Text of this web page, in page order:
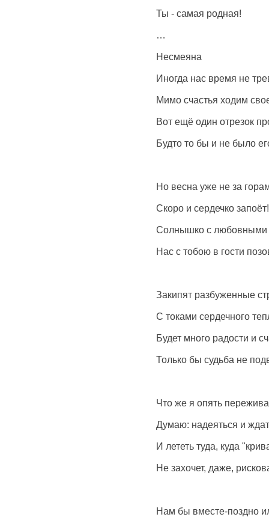
Ты - самая родная!
Несмеяна
Иногда нас время не
Мимо счастья ходим
Вот ещё один отрезок
Будто то бы и не было
Но весна уже не за
Скоро и сердечко запоёт!
Солнышко с любовными
Нас с тобою в гости
Закипят разбуженные
С токами сердечного
Будет много радости и
Только бы судьба не
Что же я опять
Думаю: надеяться и
И лететь туда, куда
Не захочет, даже,
Нам бы вместе-поздно